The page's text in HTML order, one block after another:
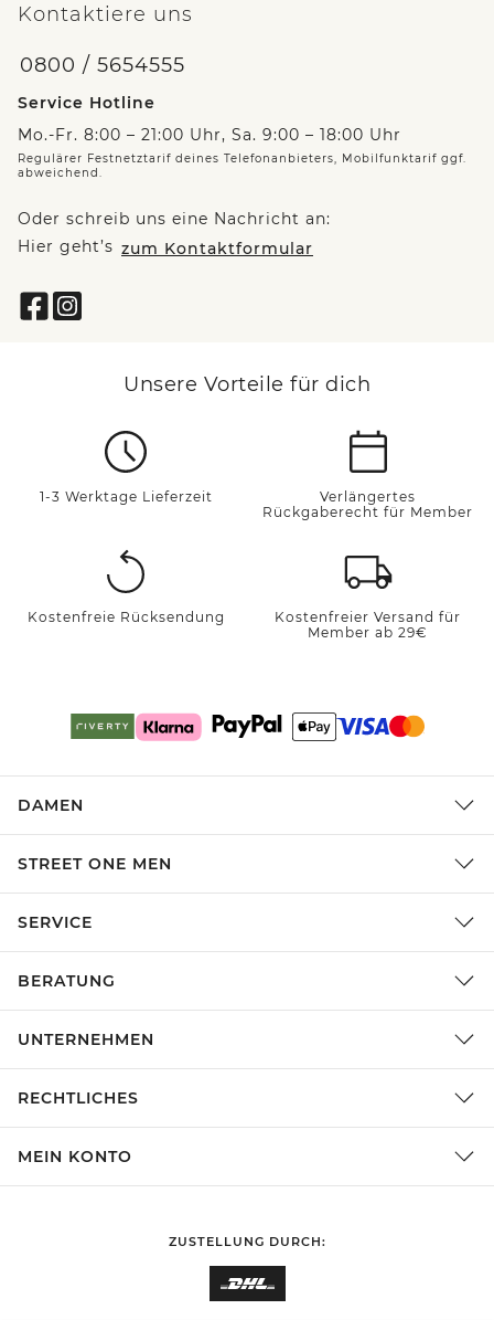
Kontaktiere uns
0800 / 5654555
Service Hotline
Mo.-Fr. 8:00 – 21:00 Uhr, Sa. 9:00 – 18:00 Uhr
Regulärer Festnetztarif deines Telefonanbieters, Mobilfunktarif ggf.
abweichend.
Oder schreib uns eine Nachricht an:
Hier geht’s zum Kontaktformular
Unsere Vorteile für dich
1-3 Werktage Lieferzeit
Verlängertes
Rückgaberecht für Member
Kostenfreie Rücksendung
Kostenfreier Versand für
Member ab 29€
DAMEN
STREET ONE MEN
SERVICE
BERATUNG
UNTERNEHMEN
RECHTLICHES
MEIN KONTO
ZUSTELLUNG DURCH: